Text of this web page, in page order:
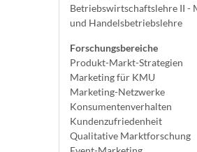
Betriebswirtschaftslehre II -
und Handelsbetriebslehre
Forschungsbereiche
Produkt-Markt-Strategien
Marketing für KMU
Marketing-Netzwerke
Konsumentenverhalten
Kundenzufriedenheit
Qualitative Marktforschung